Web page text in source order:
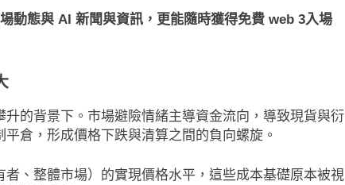
動態與 AI 新聞與資訊，更能隨時獲得免費 web 3入場
的背景下。市場避險情緒主導資金流向，導致現貨與衍
倉，形成價格下跌與清算之間的負向螺旋。
、整體市場）的實現價格水平，這些成本基礎原本被視